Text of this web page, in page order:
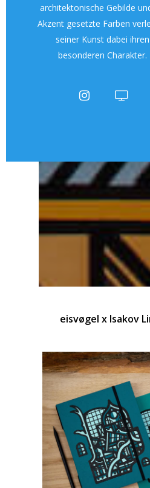
architektonische Gebilde
Akzent gesetzte Farben
seiner Kunst dabei ihren
besonderen Charakter.
eisvøgel x Isakov